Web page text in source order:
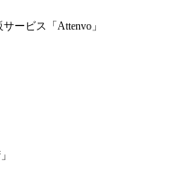
ービス「Attenvo」